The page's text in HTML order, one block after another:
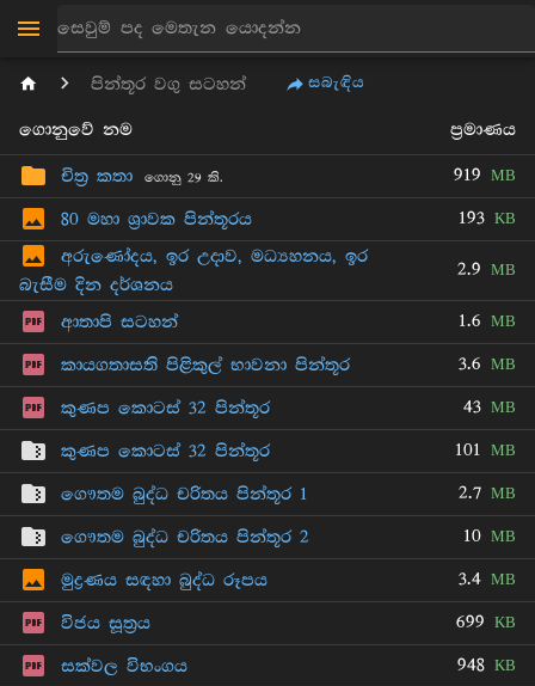
පින්තූර වගු සටහන් සබැඳිය
ගොනුවේ නම ප්‍රමාණය
චිත්‍ර කතා ගොනු 29 කි. 919 MB
80 මහා ශ්‍රාවක පින්තූරය 193 KB
අරුණෝදය, ඉර උදාව, මධ්‍යහනය, ඉර
බැසීම දින දර්ශනය
2.9 MB
ආතාපි සටහන් 1.6 MB
කායගතාසති පිළිකුල් භාවනා පින්තූර 3.6 MB
කුණප කොටස් 32 පින්තූර 43 MB
කුණප කොටස් 32 පින්තූර 101 MB
ගෞතම බුද්ධ චරිතය පින්තූර 1 2.7 MB
ගෞතම බුද්ධ චරිතය පින්තූර 2 10 MB
මුද්‍රණය සඳහා බුද්ධ රූපය 3.4 MB
විජය සූත්‍රය 699 KB
සක්වල විභංගය 948 KB